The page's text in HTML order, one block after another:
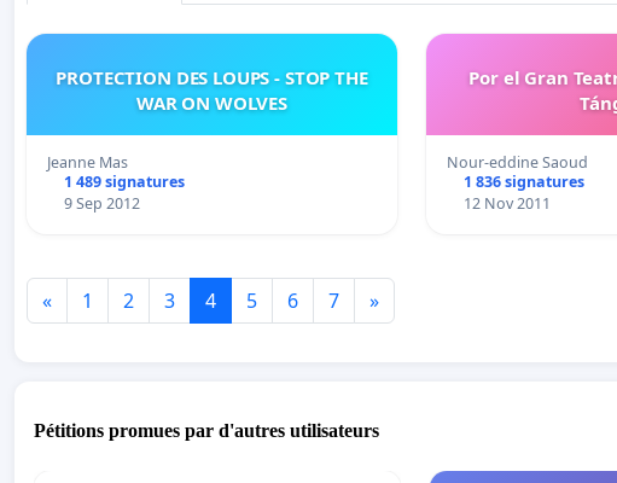
PROTECTION DES LOUPS - STOP THE
WAR ON WOLVES
Jeanne Mas
1 489 signatures
9 Sep 2012
Por el Gran
Nour-eddine Saoud
1 836 signatures
12 Nov 2011
« 1 2 3 4 5 6 7 »
Pétitions promues par d'autres utilisateurs